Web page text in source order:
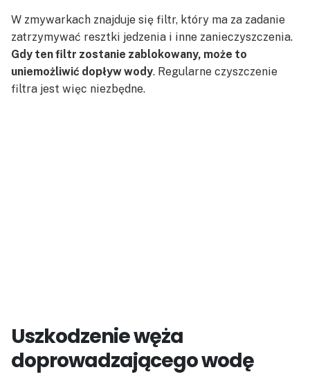
W zmywarkach znajduje się filtr, który ma za zadanie
zatrzymywać resztki jedzenia i inne zanieczyszczenia.
Gdy ten filtr zostanie zablokowany, może to
uniemożliwić dopływ wody. Regularne czyszczenie
filtra jest więc niezbędne.
Uszkodzenie węża
doprowadzającego wodę